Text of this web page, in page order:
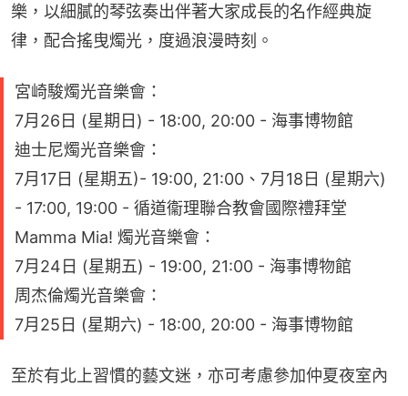
樂，以細膩的琴弦奏出伴著大家成長的名作經典旋
律，配合搖曳燭光，度過浪漫時刻。
宮崎駿燭光音樂會：
7月26日 (星期日) - 18:00, 20:00 - 海事博物館
迪士尼燭光音樂會：
7月17日 (星期五)- 19:00, 21:00、7月18日 (星期六)
- 17:00, 19:00 - 循道衞理聯合教會國際禮拜堂
Mamma Mia! 燭光音樂會：
7月24日 (星期五) - 19:00, 21:00 - 海事博物館
周杰倫燭光音樂會：
7月25日 (星期六) - 18:00, 20:00 - 海事博物館
至於有北上習慣的藝文迷，亦可考慮參加仲夏夜室內